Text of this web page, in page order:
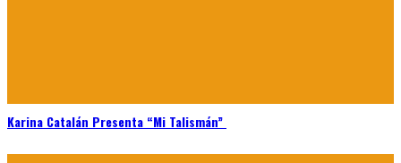
Karina Catalán Presenta “Mi Talismán”